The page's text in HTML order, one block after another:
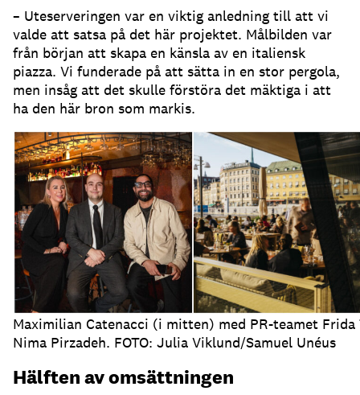
– Uteserveringen var en viktig anledning till att vi
valde att satsa på det här projektet. Målbilden var
från början att skapa en känsla av en italiensk
piazza. Vi funderade på att sätta in en stor pergola,
men insåg att det skulle förstöra det mäktiga i att
ha den här bron som markis.
Maximilian Catenacci (i mitten) med PR-teamet Frida
Nima Pirzadeh. FOTO: Julia Viklund/Samuel Unéus
Hälften av omsättningen